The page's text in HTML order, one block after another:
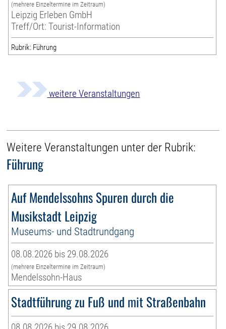
(mehrere Einzeltermine im Zeitraum)
Leipzig Erleben GmbH
Treff/Ort: Tourist-Information
Rubrik: Führung
weitere Veranstaltungen
Weitere Veranstaltungen unter der Rubrik:
Führung
Auf Mendelssohns Spuren durch die
Musikstadt Leipzig
Museums- und Stadtrundgang
08.08.2026 bis 29.08.2026
(mehrere Einzeltermine im Zeitraum)
Mendelssohn-Haus
Stadtführung zu Fuß und mit Straßenbahn